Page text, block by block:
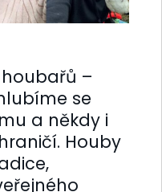
–
se
a někdy i
Houby